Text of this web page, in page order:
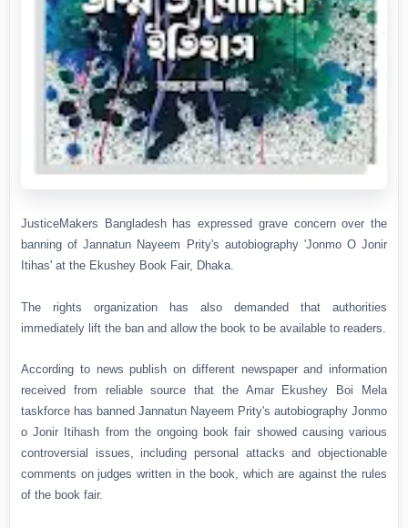
JusticeMakers Bangladesh has expressed grave concern over the
banning of Jannatun Nayeem Prity's autobiography 'Jonmo O Jonir
Itihas' at the Ekushey Book Fair, Dhaka.
The rights organization has also demanded that authorities
immediately lift the ban and allow the book to be available to readers.
According to news publish on different newspaper and information
received from reliable source that the Amar Ekushey Boi Mela
taskforce has banned Jannatun Nayeem Prity's autobiography Jonmo
o Jonir Itihash from the ongoing book fair showed causing various
controversial issues, including personal attacks and objectionable
comments on judges written in the book, which are against the rules
of the book fair.